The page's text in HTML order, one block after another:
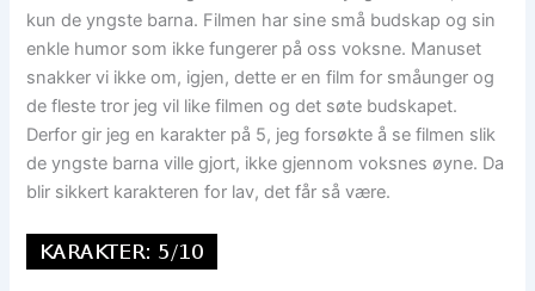
kun de yngste barna. Filmen har sine små budskap og sin
enkle humor som ikke fungerer på oss voksne. Manuset
snakker vi ikke om, igjen, dette er en film for småunger og
de fleste tror jeg vil like filmen og det søte budskapet.
Derfor gir jeg en karakter på 5, jeg forsøkte å se filmen slik
de yngste barna ville gjort, ikke gjennom voksnes øyne. Da
blir sikkert karakteren for lav, det får så være.